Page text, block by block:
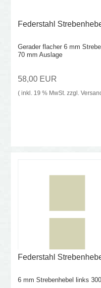
Federstahl
Gerader flacher 6 mm
70 mm Auslage
58,00 EUR
( inkl. 19 % MwSt. zzgl.
Federstahl
6 mm Strebenhebel links